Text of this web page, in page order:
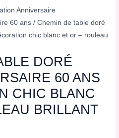
Anniversaire
60 ans / Chemin de table doré
chic blanc et or – rouleau
DORÉ
60 ANS
CHIC BLANC
BRILLANT